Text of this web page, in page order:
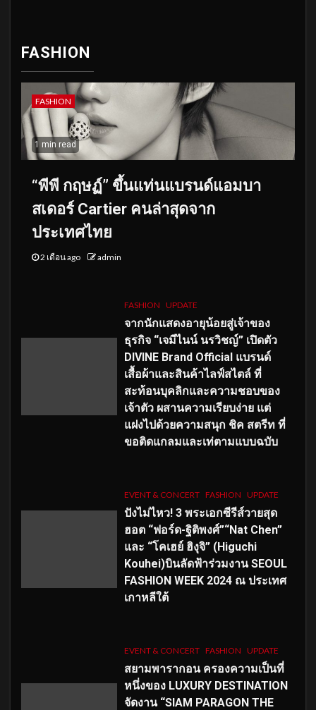
FASHION
FASHION
1 min read
“พีพี กฤษฏ์” ขึ้นแท่นแบรนด์แอมบา
สเดอร์ Cartier คนล่าสุดจาก
ประเทศไทย
2 เดือน ago admin
FASHION UPDATE
จากนักแสดงอายุน้อยสู่เจ้าของ
ธุรกิจ “เจมีไนน์ นรวิชญ์” เปิดตัว
DIVINE Brand Official แบรนด์
เสื้อผ้าและสินค้าไลฟ์สไตล์ ที่
สะท้อนบุคลิกและความชอบของ
เจ้าตัว ผสานความเรียบง่าย แต่
แฝงไปด้วยความสนุก ชิค สตรีท ที่
ขอติดแกลมและเท่ตามแบบฉบับ
EVENT & CONCERT FASHION UPDATE
ปังไม่ไหว! 3 พระเอกซีรีส์วายสุด
ฮอต “ฟอร์ด-ฐิติพงศ์”“Nat Chen”
และ “โคเฮย์ ฮิงุจิ” (Higuchi
Kouhei)บินลัดฟ้าร่วมงาน SEOUL
FASHION WEEK 2024 ณ ประเทศ
เกาหลีใต้
EVENT & CONCERT FASHION UPDATE
สยามพารากอน ครองความเป็นที่
หนึ่งของ LUXURY DESTINATION
จัดงาน “SIAM PARAGON THE